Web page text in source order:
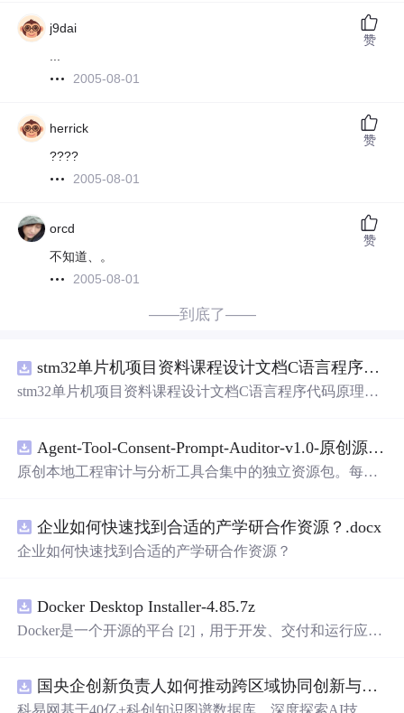
j9dai
...
2005-08-01
赞
herrick
????
2005-08-01
赞
orcd
不知道、。
2005-08-01
赞
——到底了——
stm32单片机项目资料课程设计文档C语言程序代码原理图电路PCB实例五种PWM反馈控制模式研究
stm32单片机项目资料课程设计文档C语言程序代码原理图
Agent-Tool-Consent-Prompt-Auditor-v1.0-原创源码与文档.zip
原创本地工程审计与分析工具合集中的独立资源包。每个
README、运行说明、功能清单、MIT License及原创与授
权声明。解压后进入project目录，执行npm test验证算法，
目源码、Logo、官方截图、论文、生产日志或其他受限素
材。适合前端开发、AI应用工程、测试审计和课程实践。
企业如何快速找到合适的产学研合作资源？.docx
企业如何快速找到合适的产学研合作资源？
Docker Desktop Installer-4.85.7z
Docker是一个开源的平台 [2]，用于开发、交付和运行应用
器可以在任何支持Docker的环境中运行
国央企创新负责人如何推动跨区域协同创新与资源互补？.docx